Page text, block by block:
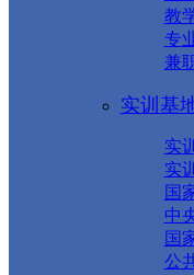
教
专
兼
实训基
实
实
国
中
国
公